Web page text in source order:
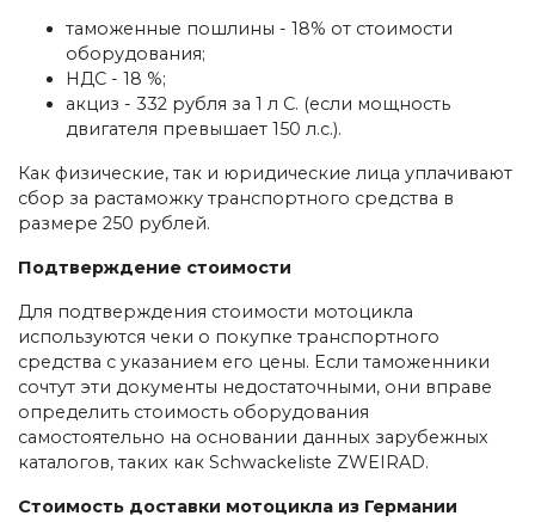
таможенные пошлины - 18% от стоимости
оборудования;
НДС - 18 %;
акциз - 332 рубля за 1 л С. (если мощность
двигателя превышает 150 л.с.).
Как физические, так и юридические лица уплачивают
сбор за растаможку транспортного средства в
размере 250 рублей.
Подтверждение стоимости
Для подтверждения стоимости мотоцикла
используются чеки о покупке транспортного
средства с указанием его цены. Если таможенники
сочтут эти документы недостаточными, они вправе
определить стоимость оборудования
самостоятельно на основании данных зарубежных
каталогов, таких как Schwackeliste ZWEIRAD.
Стоимость доставки мотоцикла из Германии